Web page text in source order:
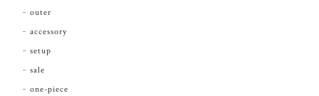
outer
accessory
setup
sale
one-piece